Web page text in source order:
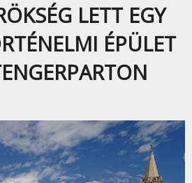
LETT EGY
ÉPÜLET